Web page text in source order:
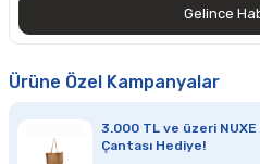
Gelince
Ürüne Özel Kampanyalar
3.000 TL ve üzeri
Çantası Hediye!